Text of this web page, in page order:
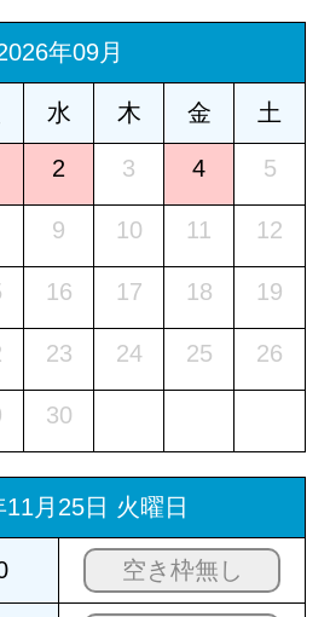
年09月
水 木 金 土
2 3 4 5
9 10 11 12
16 17 18 19
23 24 25 26
30
11月25日 火曜日
空き枠無し